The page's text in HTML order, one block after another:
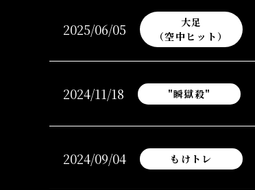
2025/06/05
大足
（空中ヒット）
2024/11/18 "瞬獄殺"
2024/09/04 もけトレ